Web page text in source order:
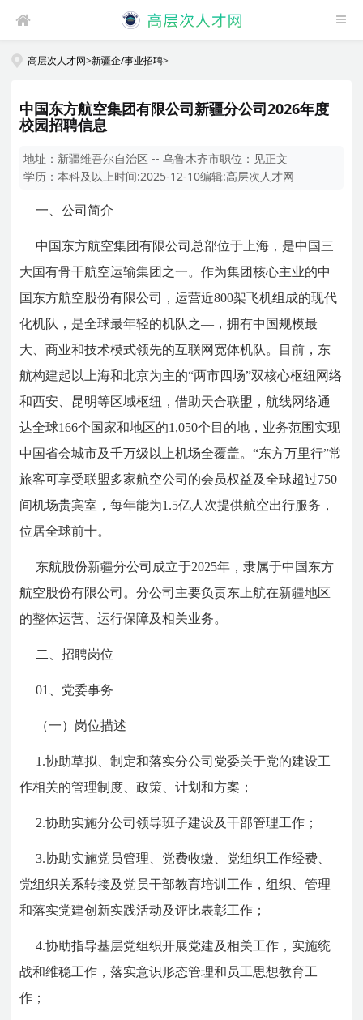
高层次人才网>新疆企/事业招聘>
中国东方航空集团有限公司新疆分公司2026年度
校园招聘信息
地址： 新疆维吾尔自治区 -- 乌鲁木齐市职位： 见正文
学历：本科及以上时间:2025-12-10编辑:高层次人才网
一、公司简介
中国东方航空集团有限公司总部位于上海，是中国三
大国有骨干航空运输集团之一。作为集团核心主业的中
国东方航空股份有限公司，运营近800架飞机组成的现代
化机队，是全球最年轻的机队之—，拥有中国规模最
大、商业和技术模式领先的互联网宽体机队。目前，东
航构建起以上海和北京为主的“两市四场”双核心枢纽网络
和西安、昆明等区域枢纽，借助天合联盟，航线网络通
达全球166个国家和地区的1,050个目的地，业务范围实现
中国省会城市及千万级以上机场全覆盖。“东方万里行”常
旅客可享受联盟多家航空公司的会员权益及全球超过750
间机场贵宾室，每年能为1.5亿人次提供航空出行服务，
位居全球前十。
东航股份新疆分公司成立于2025年，隶属于中国东方
航空股份有限公司。分公司主要负责东上航在新疆地区
的整体运营、运行保障及相关业务。
二、招聘岗位
01、党委事务
（一）岗位描述
1.协助草拟、制定和落实分公司党委关于党的建设工
作相关的管理制度、政策、计划和方案；
2.协助实施分公司领导班子建设及干部管理工作；
3.协助实施党员管理、党费收缴、党组织工作经费、
党组织关系转接及党员干部教育培训工作，组织、管理
和落实党建创新实践活动及评比表彰工作；
4.协助指导基层党组织开展党建及相关工作，实施统
战和维稳工作，落实意识形态管理和员工思想教育工
作；